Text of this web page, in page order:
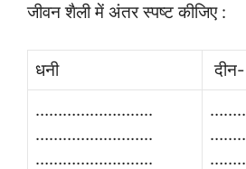
जीवन शैली में अंतर स्पष्ट कीजिए :
धनी
दीन-
……………………..
……………………..
……………………..